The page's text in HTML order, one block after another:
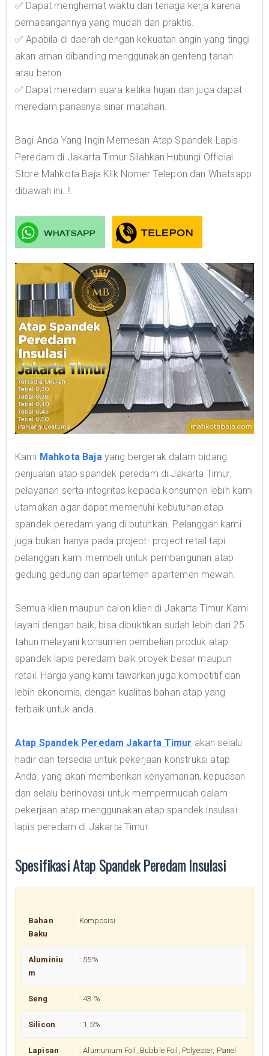
✅ Dapat menghemat waktu dan tenaga kerja karena
pemasangannya yang mudah dan praktis.
✅ Apabila di daerah dengan kekuatan angin yang tinggi
akan aman dibanding menggunakan genteng tanah
atau beton.
✅ Dapat meredam suara ketika hujan dan juga dapat
meredam panasnya sinar matahari.
Bagi Anda Yang Ingin Memesan Atap Spandek Lapis
Peredam di Jakarta Timur Silahkan Hubungi Official
Store Mahkota Baja Klik Nomer Telepon dan Whatsapp
dibawah ini..!!.
Kami Mahkota Bajayang bergerak dalam bidang
penjualan atap spandek peredam di Jakarta Timur,
pelayanan serta integritas kepada konsumen lebih kami
utamakan agar dapat memenuhi kebutuhan atap
spandek peredam yang di butuhkan. Pelanggan kami
juga bukan hanya pada project- project retail tapi
pelanggan kami membeli untuk pembangunan atap
gedung gedung dan apartemen apartemen mewah.
Semua klien maupun calon klien di Jakarta Timur Kami
layani dengan baik, bisa dibuktikan sudah lebih dari 25
tahun melayani konsumen pembelian produk atap
spandek lapis peredam baik proyek besar maupun
retail. Harga yang kami tawarkan juga kompetitif dan
lebih ekonomis, dengan kualitas bahan atap yang
terbaik untuk anda.
Atap Spandek Peredam Jakarta Timur akan selalu
hadir dan tersedia untuk pekerjaan konstruksi atap
Anda, yang akan memberikan kenyamanan, kepuasan
dan selalu berinovasi untuk mempermudah dalam
pekerjaan atap menggunakan atap spandek insulasi
lapis peredam di Jakarta Timur.
Spesifikasi Atap Spandek Peredam Insulasi
Bahan
Baku
Komposisi
Aluminiu
m
: 55%
Seng : 43 %
Silicon : 1,5%
Lapisan
: Alumunium Foil, Bubble Foil, Polyester, Panel